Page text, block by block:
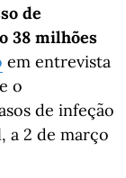
de
38 milhões
em entrevista
o
de infeção
a 2 de março